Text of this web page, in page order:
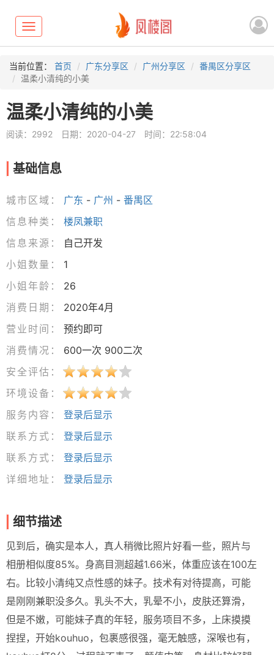
Toggle
navigation
当前位置： 首页 广东分享区 广州分享区
番禺区分享区
温柔小清纯的小美
温柔小清纯的小美
阅读：2992 日期：2020-04-27 时间：22:58:04
基础信息
城市区域： 广东 - 广州 - 番禺区
信息种类：
楼凤兼职
信息来源：
自己开发
小姐数量：
1
小姐年龄：
26
消费日期：
2020年4月
营业时间：
预约即可
消费情况：
600一次 900二次
安全评估：
环境设备：
服务内容：
登录后显示
联系方式：
登录后显示
联系方式：
登录后显示
详细地址：
登录后显示
细节描述
见到后，确实是本人，真人稍微比照片好看一些，照片与
相册相似度85%。身高目测超越1.66米，体重应该在100左
右。比较小清纯又点性感的妹子。技术有对待提高，可能
是刚刚兼职没多久。乳头不大，乳晕不小，皮肤还算滑，
但是不嫩，可能妹子真的年轻，服务项目不多，上床摸摸
捏捏，开始kouhuo，包裹感很强，毫无触感，深喉也有，